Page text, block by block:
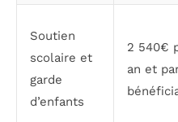
Soutien
scolaire et
garde
d’enfants
2 540€
an et